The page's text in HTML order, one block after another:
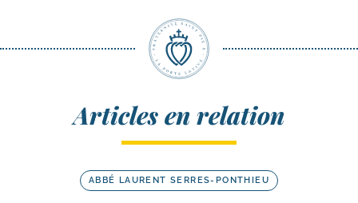
Articles en relation
ABBÉ LAURENT SERRES-PONTHIEU